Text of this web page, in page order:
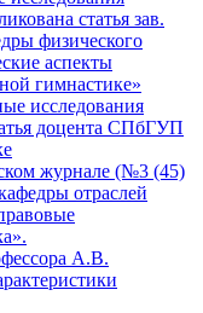
исследования
доцента СПбГУП
А.В.